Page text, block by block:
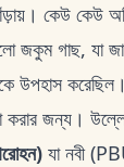
কেউ কেউ
গাছ, যা
উপহাস
করার জন্য।
যা নবী